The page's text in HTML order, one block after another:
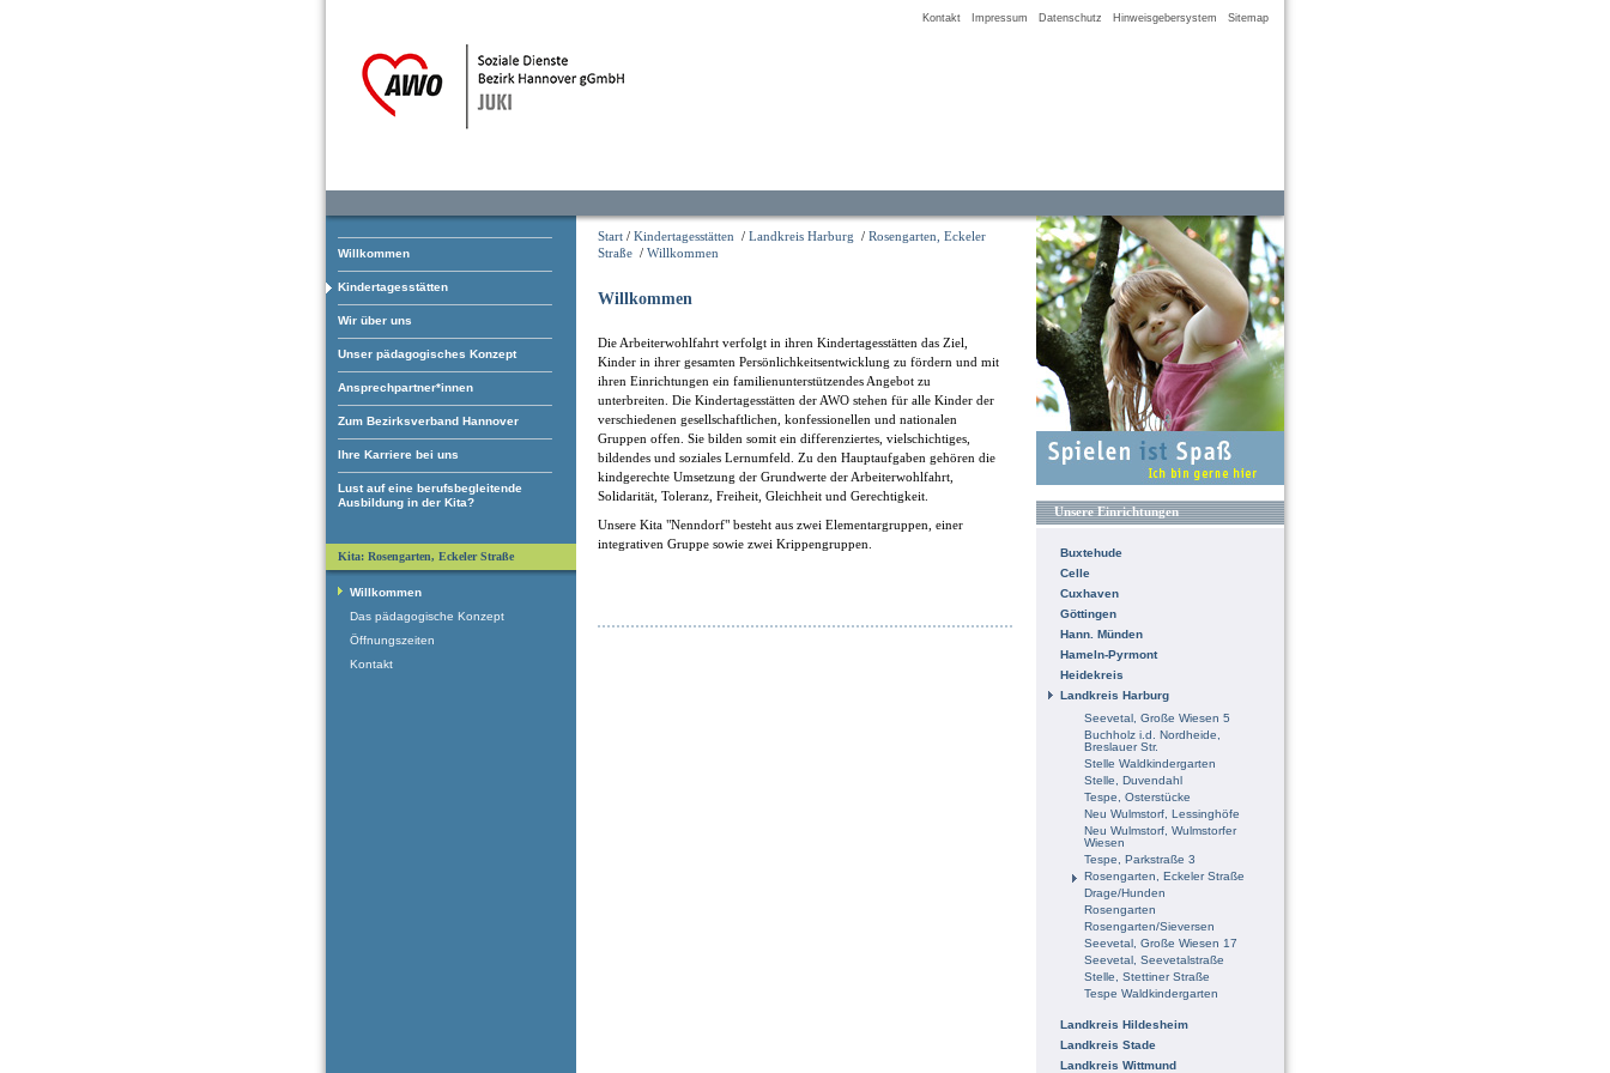
Kontakt Impressum Datenschutz Hinweisgebersystem Sitemap
Willkommen
Kindertagesstätten
Wir über uns
Unser pädagogisches Konzept
Ansprechpartner*innen
Zum Bezirksverband Hannover
Ihre Karriere bei uns
Lust auf eine berufsbegleitende
Ausbildung in der Kita?
Start / Kindertagesstätten / Landkreis Harburg / Rosengarten, Eckeler
Straße / Willkommen
Willkommen
Die Arbeiterwohlfahrt verfolgt in ihren Kindertagesstätten das Ziel,
Kinder in ihrer gesamten Persönlichkeitsentwicklung zu fördern und mit
ihren Einrichtungen ein familienunterstützendes Angebot zu
unterbreiten. Die Kindertagesstätten der AWO stehen für alle Kinder der
verschiedenen gesellschaftlichen, konfessionellen und nationalen
Gruppen offen. Sie bilden somit ein differenziertes, vielschichtiges,
bildendes und soziales Lernumfeld. Zu den Hauptaufgaben gehören die
kindgerechte Umsetzung der Grundwerte der Arbeiterwohlfahrt,
Solidarität, Toleranz, Freiheit, Gleichheit und Gerechtigkeit.
Unsere Kita "Nenndorf" besteht aus zwei Elementargruppen, einer
integrativen Gruppe sowie zwei Krippengruppen.
Unsere Einrichtungen
Buxtehude
Celle
Cuxhaven
Göttingen
Hann. Münden
Hameln-Pyrmont
Heidekreis
Landkreis Harburg
Seevetal, Große Wiesen 5
Buchholz i.d. Nordheide,
Breslauer Str.
Stelle Waldkindergarten
Stelle, Duvendahl
Tespe, Osterstücke
Neu Wulmstorf, Lessinghöfe
Neu Wulmstorf, Wulmstorfer
Wiesen
Tespe, Parkstraße 3
Rosengarten, Eckeler Straße
Drage/Hunden
Rosengarten
Rosengarten/Sieversen
Seevetal, Große Wiesen 17
Seevetal, Seevetalstraße
Stelle, Stettiner Straße
Tespe Waldkindergarten
Landkreis Hildesheim
Landkreis Stade
Landkreis Wittmund
Kita: Rosengarten, Eckeler Straße
Willkommen
Das pädagogische Konzept
Öffnungszeiten
Kontakt